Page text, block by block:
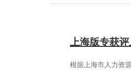
上海版专获
根据上海市人力资